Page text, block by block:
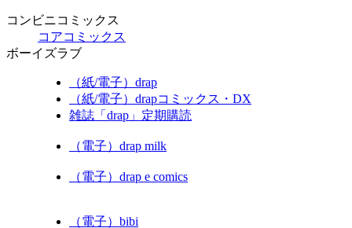
コンビニコミックス
コアコミックス
ボーイズラブ
（紙/電子）drap
（紙/電子）drapコミックス・DX
雑誌「drap」定期購読
（電子）drap milk
（電子）drap e comics
（電子）bibi